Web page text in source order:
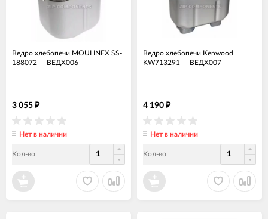
Ведро хлебопечи MOULINEX SS-
188072 — ВЕДХ006
3 055 ₽
Нет в наличии
Кол-во
Ведро хлебопечи Kenwood
KW713291 — ВЕДХ007
4 190 ₽
Нет в наличии
Кол-во